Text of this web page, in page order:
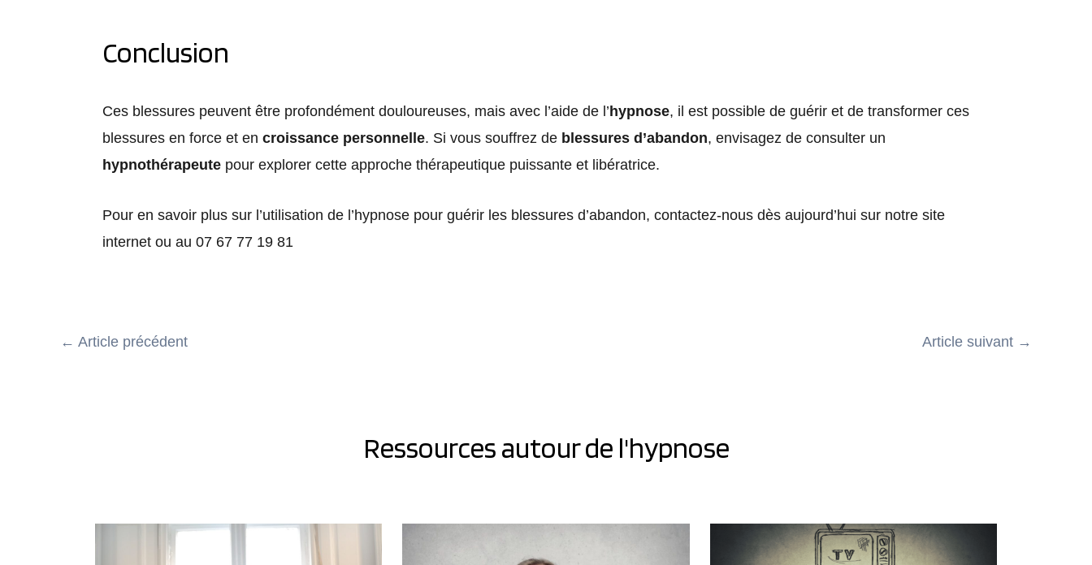
Conclusion
Ces blessures peuvent être profondément douloureuses, mais avec l’aide de l’ hypnose, il est possible de guérir et de transformer ces
blessures en force et en croissance personnelle. Si vous souffrez de blessures d’abandon, envisagez de consulter un
hypnothérapeute pour explorer cette approche thérapeutique puissante et libératrice.
Pour en savoir plus sur l’utilisation de l’hypnose pour guérir les blessures d’abandon, contactez-nous dès aujourd’hui sur notre site
internet ou au 07 67 77 19 81
← Article précédent Article suivant →
Ressources autour de l'hypnose